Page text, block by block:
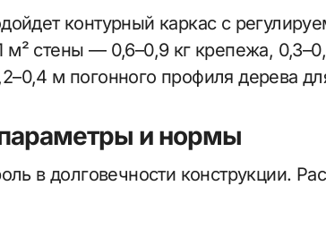
контурный каркас с
стены — 0,6–0,9 кг крепежа,
м погонного профиля дерева
и нормы
в долговечности конструкции.